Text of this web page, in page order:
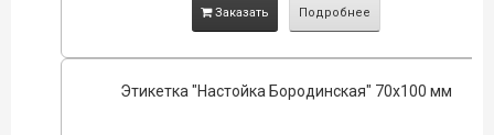
Заказать Подробнее
Этикетка "Настойка Бородинская" 70х100 мм